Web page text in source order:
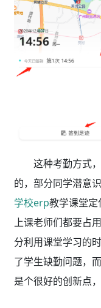
这种考勤方式
的，部分同学潜意
学校erp教学课堂
上课老师们都要占
分利用课堂学习的
了学生缺勤问题，
是个很好的创新点